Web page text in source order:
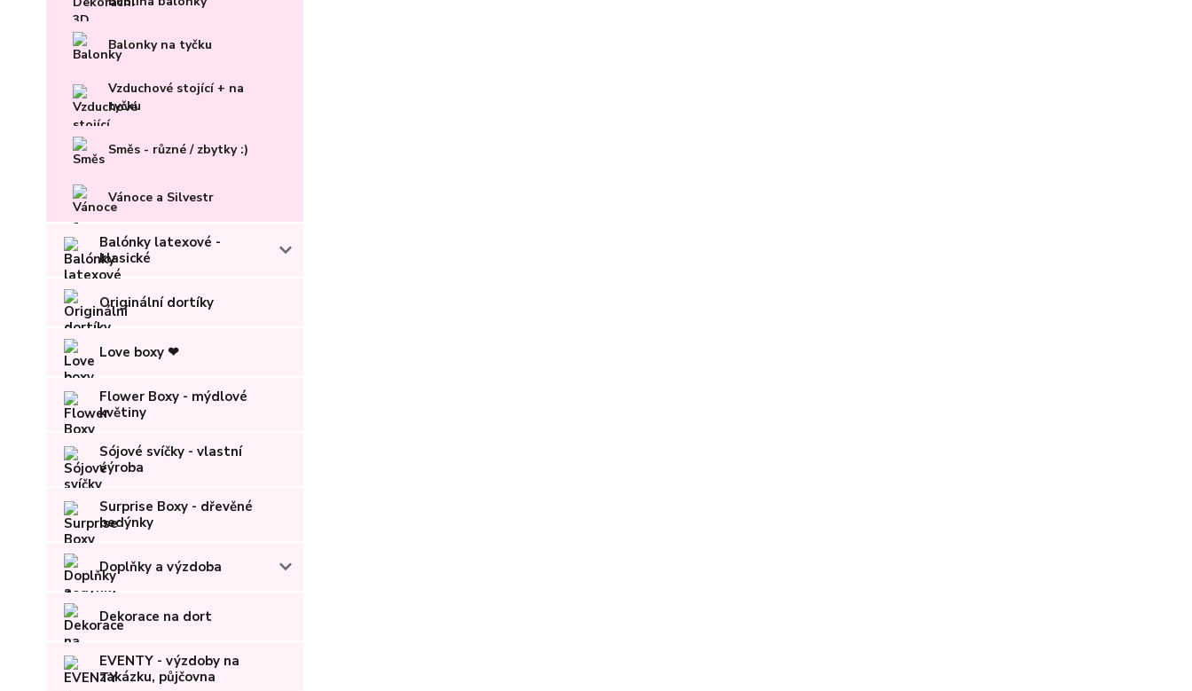
Balonky na tyčku
Vzduchové stojící + na
tyčku
Směs - různé / zbytky :)
Vánoce a Silvestr
Balónky latexové -
klasické
Originální dortíky
Love boxy ❤
Flower Boxy - mýdlové
květiny
Sójové svíčky - vlastní
výroba
Surprise Boxy - dřevěné
bedýnky
Doplňky a výzdoba
Dekorace na dort
EVENTY - výzdoby na
zakázku, půjčovna